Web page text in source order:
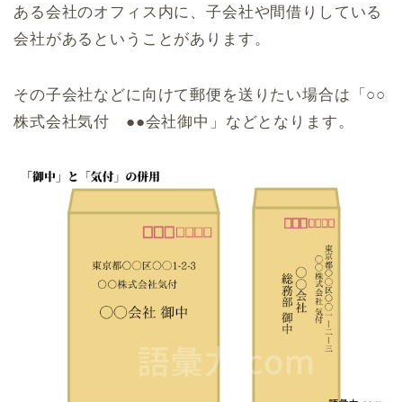
ある会社のオフィス内に、子会社や間借りしている
会社があるということがあります。
その子会社などに向けて郵便を送りたい場合は「○○
株式会社気付 ●●会社御中」などとなります。